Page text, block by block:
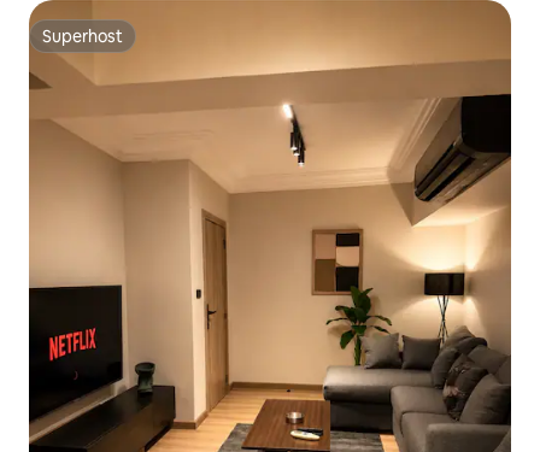
Superhost
Superhost